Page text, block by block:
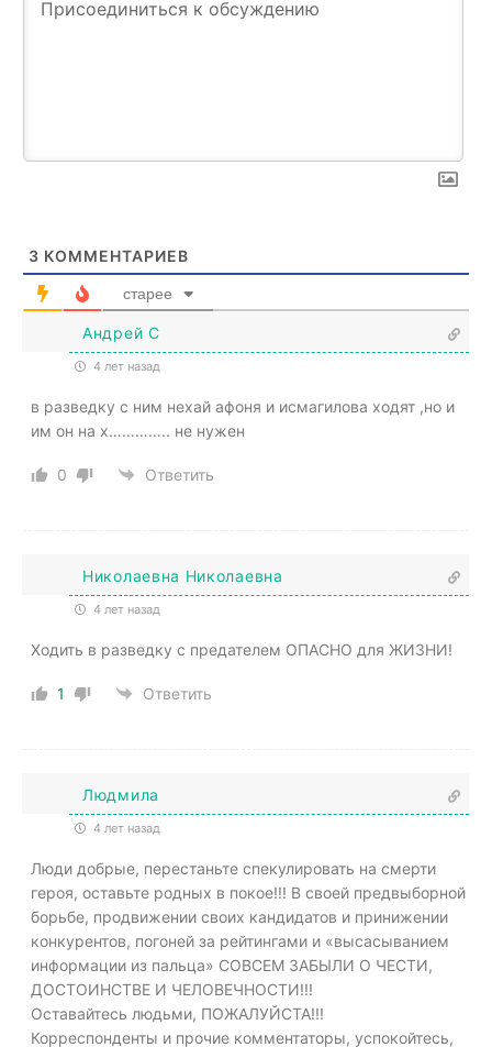
3 КОММЕНТАРИЕВ
старее
Андрей С
4 лет назад
в разведку с ним нехай афоня и исмагилова ходят ,но и
им он на х………….. не нужен
0 Ответить
Николаевна Николаевна
4 лет назад
Ходить в разведку с предателем ОПАСНО для ЖИЗНИ!
1 Ответить
Людмила
4 лет назад
Люди добрые, перестаньте спекулировать на смерти
героя, оставьте родных в покое!!! В своей предвыборной
борьбе, продвижении своих кандидатов и принижении
конкурентов, погоней за рейтингами и «высасыванием
информации из пальца» СОВСЕМ ЗАБЫЛИ О ЧЕСТИ,
ДОСТОИНСТВЕ И ЧЕЛОВЕЧНОСТИ!!!
Оставайтесь людьми, ПОЖАЛУЙСТА!!!
Корреспонденты и прочие комментаторы, успокойтесь,